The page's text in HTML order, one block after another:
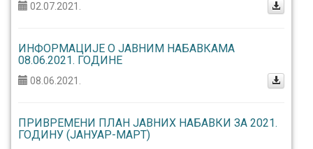
02.07.2021.
ИНФОРМАЦИЈЕ О ЈАВНИМ НАБАВКАМА
08.06.2021. ГОДИНЕ
08.06.2021.
ПРИВРЕМЕНИ ПЛАН ЈАВНИХ НАБАВКИ ЗА 2021.
ГОДИНУ (ЈАНУАР-МАРТ)